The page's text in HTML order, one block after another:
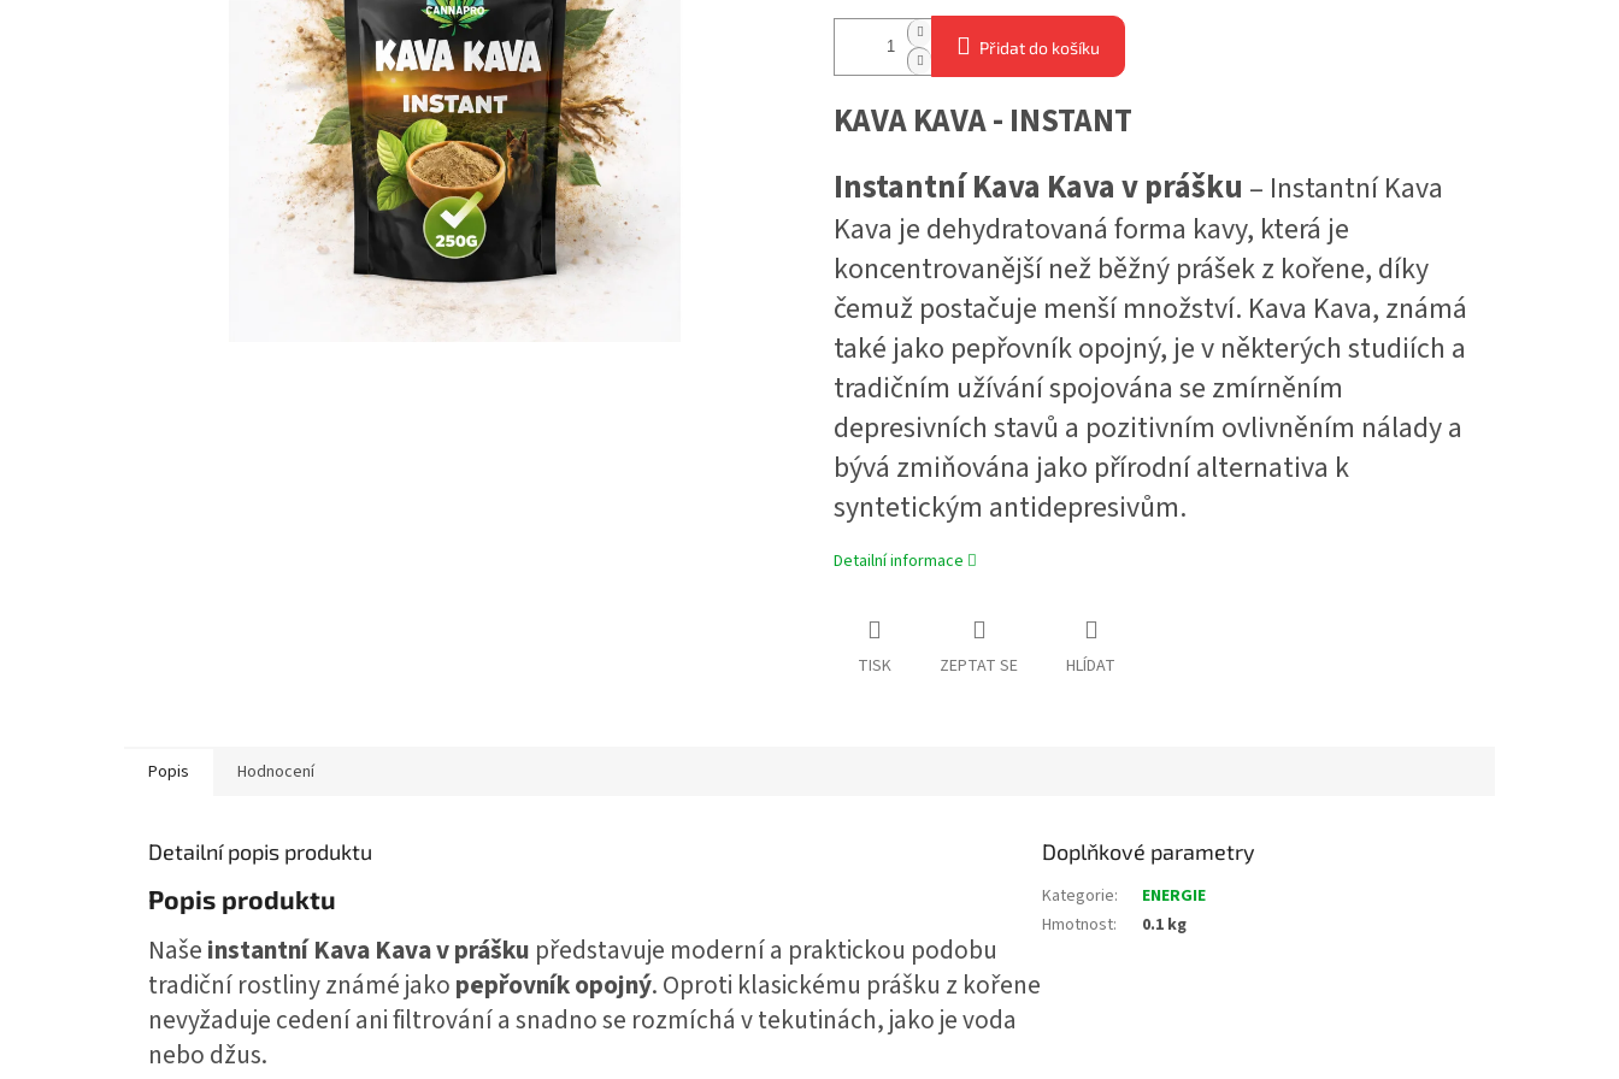
Přidat do košíku
KAVA KAVA - INSTANT
Instantní Kava Kava v prášku – Instantní Kava
Kava je dehydratovaná forma kavy, která je
koncentrovanější než běžný prášek z kořene, díky
čemuž postačuje menší množství. Kava Kava, známá
také jako pepřovník opojný, je v některých studiích a
tradičním užívání spojována se zmírněním
depresivních stavů a pozitivním ovlivněním nálady a
bývá zmiňována jako přírodní alternativa k
syntetickým antidepresivům.
Detailní informace
TISK ZEPTAT SE HLÍDAT
Popis Hodnocení
Detailní popis produktu
Popis produktu
Našeinstantní Kava Kava v prášku představuje moderní a praktickou podobu
tradiční rostliny známé jakopepřovník opojný. Oproti klasickému prášku z kořene
nevyžaduje cedení ani filtrování a snadno se rozmíchá v tekutinách, jako je voda
nebo džus.
Doplňkové parametry
Kategorie:
ENERGIE
Hmotnost: 0.1 kg